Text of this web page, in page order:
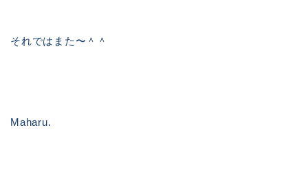
それではまた〜＾＾
Maharu.